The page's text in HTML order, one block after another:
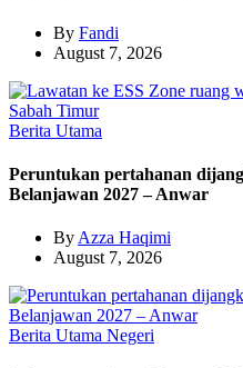
By Fandi
August 7, 2026
Berita Utama
Peruntukan pertahanan
Belanjawan 2027 – Anwar
By Azza Haqimi
August 7, 2026
Berita Utama Negeri